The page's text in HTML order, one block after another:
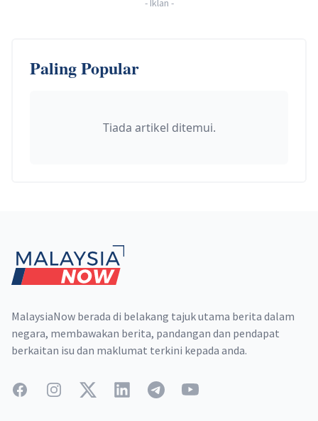
- Iklan -
Paling Popular
Tiada artikel ditemui.
MalaysiaNow berada di belakang tajuk utama berita dalam
negara, membawakan berita, pandangan dan pendapat
berkaitan isu dan maklumat terkini kepada anda.
FacebookInstagramTwitterLinkedInTelegramYouTube